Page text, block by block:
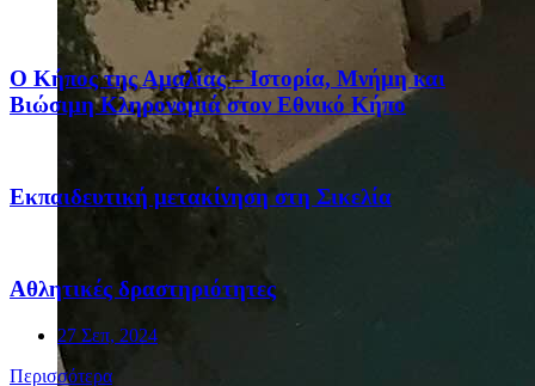
Ο Κήπος της Αμαλίας – Ιστορία, Μνήμη και
Βιώσιμη Κληρονομιά στον Εθνικό Κήπο
Eκπαιδευτική μετακίνηση στη Σικελία
Αθλητικές δραστηριότητες
27 Σεπ, 2024
Περισσότερα